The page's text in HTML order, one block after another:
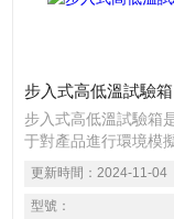
步入式高低溫試驗箱
步入式高低溫試驗箱
于對產品進行環境模
設備。它可以按照國
求或用戶自定要求，
高溫條件下對產品的
更新時間： 2024-11-04
型號：